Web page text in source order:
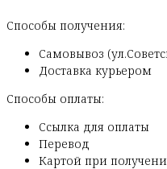
Способы получения:
Самовывоз
Доставка курьером
Способы оплаты:
Ссылка для оплаты
Перевод
Картой при